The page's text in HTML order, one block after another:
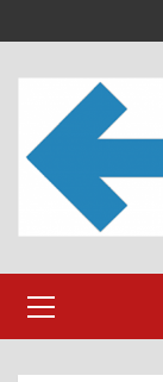
to
content
Menu